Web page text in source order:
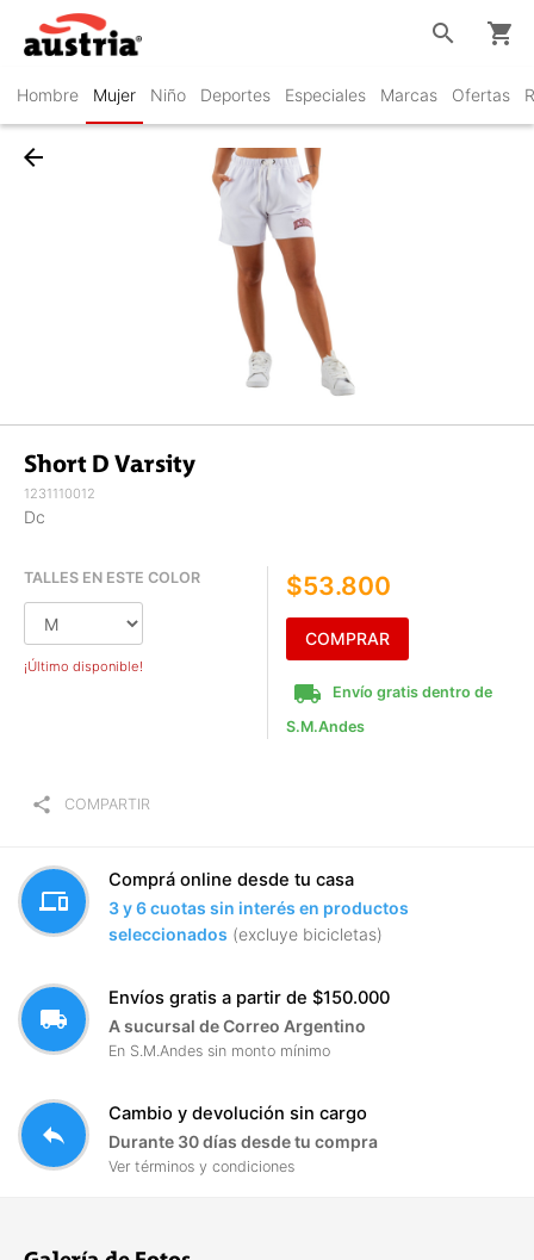
Hombre Mujer Niño Deportes Especiales Marcas Ofertas
search shopping_cart
arrow_back
Short D Varsity
1231110012
Dc
TALLES EN ESTE COLOR
¡Último disponible!
$53.800
COMPRAR
local_shipping
Envío gratis dentro de
S.M.Andes
share COMPARTIR
devices
Comprá online desde tu casa
3 y 6 cuotas sin interés en productos
seleccionados (excluye bicicletas)
local_shipping
Envíos gratis a partir de $150.000
A sucursal de Correo Argentino
En S.M.Andes sin monto mínimo
reply
Cambio y devolución sin cargo
Durante 30 días desde tu compra
Ver términos y condiciones